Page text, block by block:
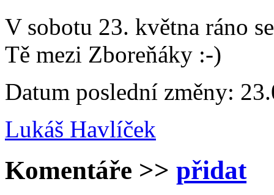
V sobotu 23. května ráno
Tě mezi Zboreňáky :-)
Datum poslední změny:
Lukáš Havlíček
Komentáře >> přidat